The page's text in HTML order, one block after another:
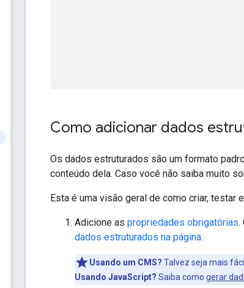
Como adicionar dados
Os dados estruturados são um formato
conteúdo dela. Caso você não saiba muito
Esta é uma visão geral de como criar, testar
Adicione as propriedades obrigatórias.
dados estruturados na página.
Usando um CMS? Talvez seja mais
Usando JavaScript? Saiba como gerar